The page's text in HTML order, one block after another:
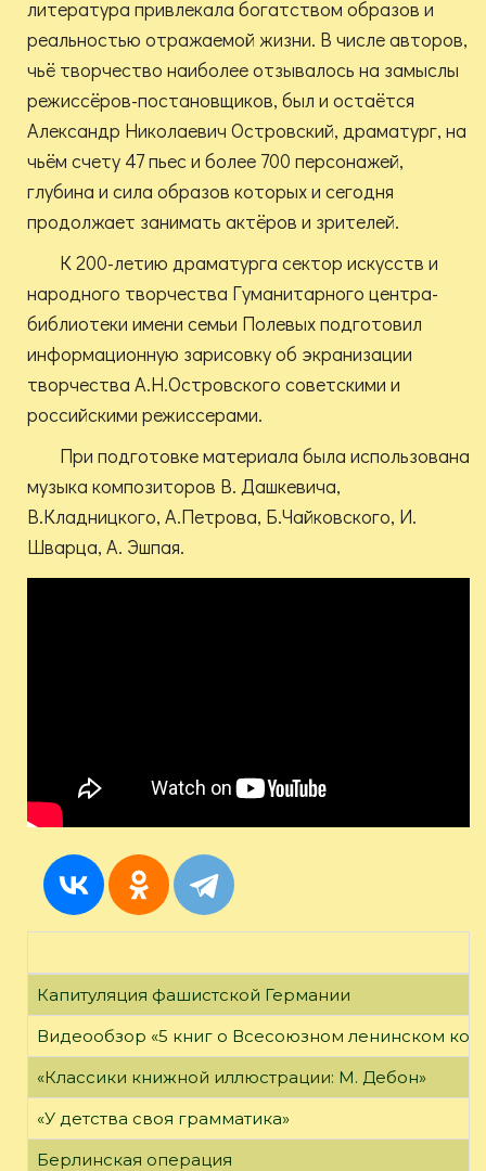
литература привлекала богатством образов и
реальностью отражаемой жизни. В числе авторов,
чьё творчество наиболее отзывалось на замыслы
режиссёров-постановщиков, был и остаётся
Александр Николаевич Островский, драматург, на
чьём счету 47 пьес и более 700 персонажей,
глубина и сила образов которых и сегодня
продолжает занимать актёров и зрителей.
К 200-летию драматурга сектор искусств и
народного творчества Гуманитарного центра-
библиотеки имени семьи Полевых подготовил
информационную зарисовку об экранизации
творчества А.Н.Островского советскими и
российскими режиссерами.
При подготовке материала была использована
музыка композиторов В. Дашкевича,
В.Кладницкого, А.Петрова, Б.Чайковского, И.
Шварца, А. Эшпая.
Капитуляция фашистской Германии
Видеообзор «5 книг о Всесоюзном ленинском
«Классики книжной иллюстрации: М. Дебон»
«У детства своя грамматика»
Берлинская операция